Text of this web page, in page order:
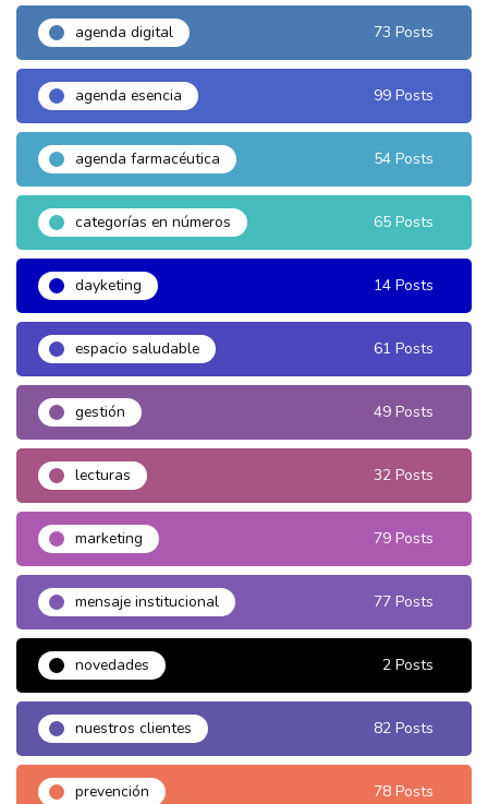
agenda digital 73 Posts
agenda esencia 99 Posts
agenda farmacéutica 54 Posts
categorías en números 65 Posts
dayketing 14 Posts
espacio saludable 61 Posts
gestión 49 Posts
lecturas 32 Posts
marketing 79 Posts
mensaje institucional 77 Posts
novedades 2 Posts
nuestros clientes 82 Posts
prevención 78 Posts